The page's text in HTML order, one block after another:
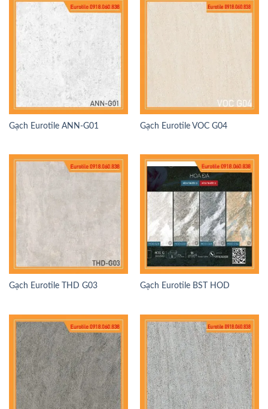
Gạch Eurotile ANN-G01 Gạch Eurotile VOC G04
Gạch Eurotile THD G03 Gạch Eurotile BST HOD